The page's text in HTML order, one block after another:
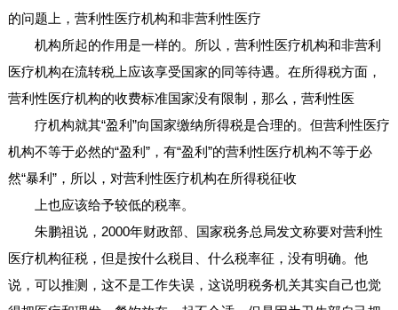
的问题上，营利性医疗机构和非营利性医疗
机构所起的作用是一样的。所以，营利性医疗机构和非营利
医疗机构在流转税上应该享受国家的同等待遇。在所得税方面，
营利性医疗机构的收费标准国家没有限制，那么，营利性医
疗机构就其“盈利”向国家缴纳所得税是合理的。但营利性医疗
机构不等于必然的“盈利”，有“盈利”的营利性医疗机构不等于必
然“暴利”，所以，对营利性医疗机构在所得税征收
上也应该给予较低的税率。
朱鹏祖说，2000年财政部、国家税务总局发文称要对营利性
医疗机构征税，但是按什么税目、什么税率征，没有明确。他
说，可以推测，这不是工作失误，这说明税务机关其实自己也觉